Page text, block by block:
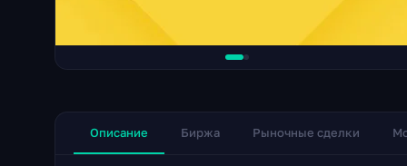
Описание Биржа Рыночные сделки